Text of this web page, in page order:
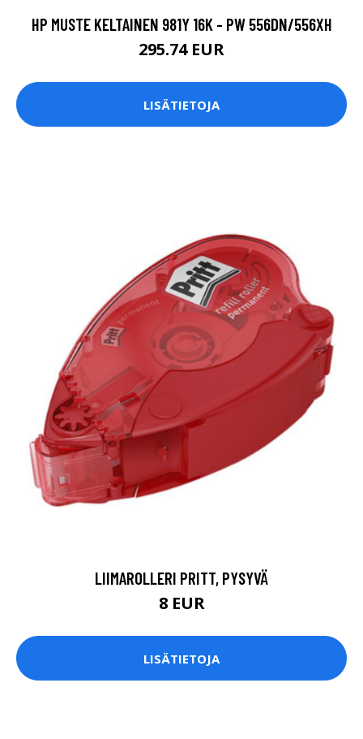
HP MUSTE KELTAINEN 981Y 16K - PW 556DN/556XH
295.74 EUR
LISÄTIETOJA
LIIMAROLLERI PRITT, PYSYVÄ
8 EUR
LISÄTIETOJA